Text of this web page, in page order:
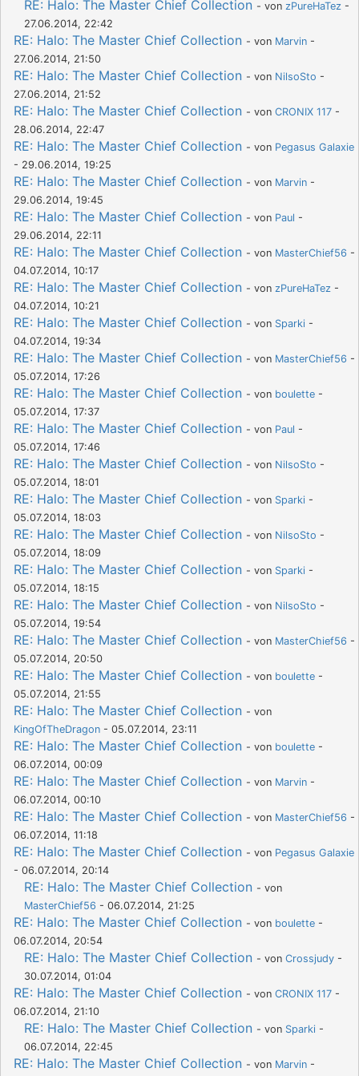
RE: Halo: The Master Chief Collection - von zPureHaTez -
27.06.2014, 22:42
RE: Halo: The Master Chief Collection - von Marvin -
27.06.2014, 21:50
RE: Halo: The Master Chief Collection - von NilsoSto -
27.06.2014, 21:52
RE: Halo: The Master Chief Collection - von CRONIX 117 -
28.06.2014, 22:47
RE: Halo: The Master Chief Collection - von Pegasus Galaxie
- 29.06.2014, 19:25
RE: Halo: The Master Chief Collection - von Marvin -
29.06.2014, 19:45
RE: Halo: The Master Chief Collection - von Paul -
29.06.2014, 22:11
RE: Halo: The Master Chief Collection - von MasterChief56 -
04.07.2014, 10:17
RE: Halo: The Master Chief Collection - von zPureHaTez -
04.07.2014, 10:21
RE: Halo: The Master Chief Collection - von Sparki -
04.07.2014, 19:34
RE: Halo: The Master Chief Collection - von MasterChief56 -
05.07.2014, 17:26
RE: Halo: The Master Chief Collection - von boulette -
05.07.2014, 17:37
RE: Halo: The Master Chief Collection - von Paul -
05.07.2014, 17:46
RE: Halo: The Master Chief Collection - von NilsoSto -
05.07.2014, 18:01
RE: Halo: The Master Chief Collection - von Sparki -
05.07.2014, 18:03
RE: Halo: The Master Chief Collection - von NilsoSto -
05.07.2014, 18:09
RE: Halo: The Master Chief Collection - von Sparki -
05.07.2014, 18:15
RE: Halo: The Master Chief Collection - von NilsoSto -
05.07.2014, 19:54
RE: Halo: The Master Chief Collection - von MasterChief56 -
05.07.2014, 20:50
RE: Halo: The Master Chief Collection - von boulette -
05.07.2014, 21:55
RE: Halo: The Master Chief Collection - von
KingOfTheDragon - 05.07.2014, 23:11
RE: Halo: The Master Chief Collection - von boulette -
06.07.2014, 00:09
RE: Halo: The Master Chief Collection - von Marvin -
06.07.2014, 00:10
RE: Halo: The Master Chief Collection - von MasterChief56 -
06.07.2014, 11:18
RE: Halo: The Master Chief Collection - von Pegasus Galaxie
- 06.07.2014, 20:14
RE: Halo: The Master Chief Collection - von
MasterChief56 - 06.07.2014, 21:25
RE: Halo: The Master Chief Collection - von boulette -
06.07.2014, 20:54
RE: Halo: The Master Chief Collection - von Crossjudy -
30.07.2014, 01:04
RE: Halo: The Master Chief Collection - von CRONIX 117 -
06.07.2014, 21:10
RE: Halo: The Master Chief Collection - von Sparki -
06.07.2014, 22:45
RE: Halo: The Master Chief Collection - von Marvin -